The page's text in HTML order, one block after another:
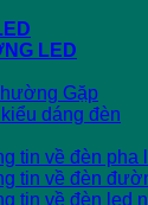
LED
Gặp
dáng đèn
tin về đèn pha
tin về đèn
tin về đèn led